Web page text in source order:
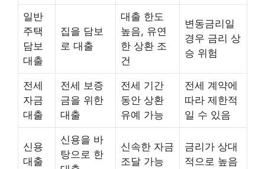
일반
주택
담보
대출
집을 담보
로 대출
대출 한도
높음, 유연
한 상환 조
건
변동금리일
경우 금리 상
승 위험
전세
자금
대출
전세 보증
금을 위한
대출
전세 기간
동안 상환
유예 가능
전세 계약에
따라 제한적
일 수 있음
신용
대출
신용을 바
탕으로 한
신속한 자금
조달 가능
금리가 상대
적으로 높음